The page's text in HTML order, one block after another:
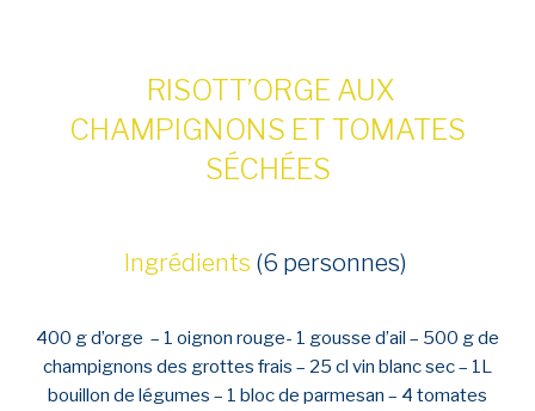
RISOTT’ORGE AUX
CHAMPIGNONS ET TOMATES
SÉCHÉES
Ingrédients (6 personnes)
400 g d’orge – 1 oignon rouge- 1 gousse d’ail – 500 g de
champignons des grottes frais – 25 cl vin blanc sec – 1L
bouillon de légumes – 1 bloc de parmesan – 4 tomates